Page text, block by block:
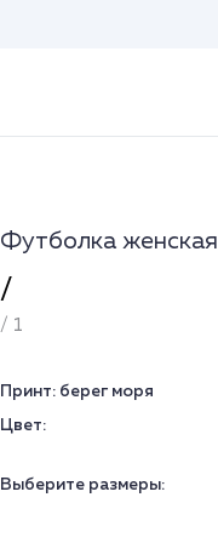
Футболка женская
/
/ 1
Принт: берег моря
Цвет:
Выберите размеры: